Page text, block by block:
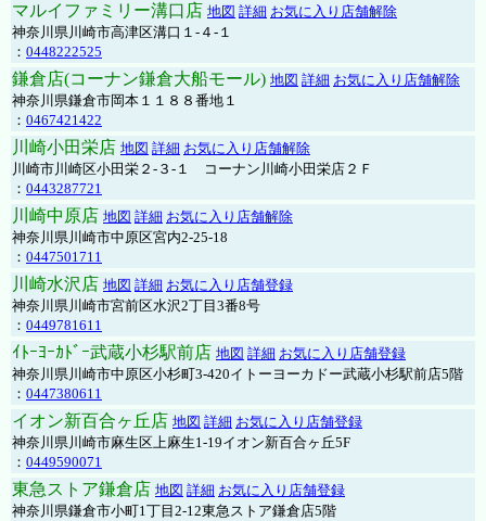
マルイファミリー溝口店 地図 詳細 お気に入り店舗解除
神奈川県川崎市高津区溝口１-４-１
： 0448222525
鎌倉店(コーナン鎌倉大船モール) 地図 詳細 お気に入り店舗解除
神奈川県鎌倉市岡本１１８８番地１
： 0467421422
川崎小田栄店 地図 詳細 お気に入り店舗解除
川崎市川崎区小田栄２‐３‐１ コーナン川崎小田栄店２Ｆ
： 0443287721
川崎中原店 地図 詳細 お気に入り店舗解除
神奈川県川崎市中原区宮内2-25-18
： 0447501711
川崎水沢店 地図 詳細 お気に入り店舗登録
神奈川県川崎市宮前区水沢2丁目3番8号
： 0449781611
ｲﾄｰﾖｰｶﾄﾞｰ武蔵小杉駅前店 地図 詳細 お気に入り店舗登録
神奈川県川崎市中原区小杉町3-420イトーヨーカドー武蔵小杉駅前店5階
： 0447380611
イオン新百合ヶ丘店 地図 詳細 お気に入り店舗登録
神奈川県川崎市麻生区上麻生1-19イオン新百合ヶ丘5F
： 0449590071
東急ストア鎌倉店 地図 詳細 お気に入り店舗登録
神奈川県鎌倉市小町1丁目2-12東急ストア鎌倉店5階